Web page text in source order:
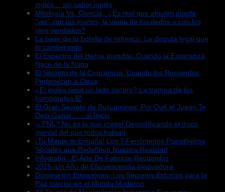
inglés… sin saber inglés
Mitología Vs. Ciencia : ¿Es real que alguien pueda
“ver” con las manos, la yema de los dedos o con los
ojos vendados?
La base de tu botella de refresco: La disputa legal que
lo cambió todo
El Espectro del Héroe Invisible: Cuando la Esperanza
Nace de la Nada
El Secreto de la Conciencia: Cuando los Recuerdos
Pertenecen a Otros
¿El inglés tiene un lado oscuro? La trampa de los
homógrafos 🤯
El Gran Secreto de Buscaminas: Por Qué el Juego Te
Deja Ganar……al Inicio
¡¿PNL? No es lo que crees! Desmitificando el truco
mental del que todos hablan
¡Tu Mente te Engaña! Los 7 Fenómenos Psicológicos
Sociales que Redefinen Nuestra Realidad
Infografía : El Arte De Fabricar Recuerdos
2025: Un Año de Efervescencia Innovadora
Domina tus Emociones: Los Secretos Estoicos para la
Paz Interior en el Mundo Moderno